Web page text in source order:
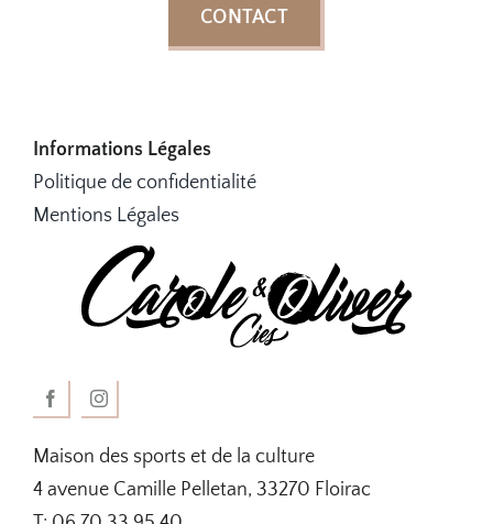
CONTACT
Informations Légales
Politique de confidentialité
Mentions Légales
Maison des sports et de la culture
4 avenue Camille Pelletan, 33270 Floirac